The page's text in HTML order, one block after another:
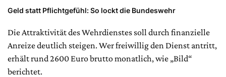
Geld statt Pflichtgefühl: So lockt die Bundeswehr
Die Attraktivität des Wehrdienstes soll durch finanzielle
Anreize deutlich steigen. Wer freiwillig den Dienst antritt,
erhält rund 2600 Euro brutto monatlich, wie „Bild“
berichtet.